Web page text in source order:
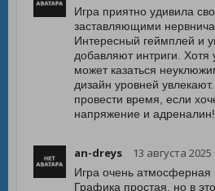
Игра приятно удивила
заставляющими
Интересный геймплей и
добавляют интриги. Хотя
может казаться
дизайн уровней
провести время, если
напряжение и адреналин!
an-dreys 13 августа 2025
Игра очень
Графика простая, но в